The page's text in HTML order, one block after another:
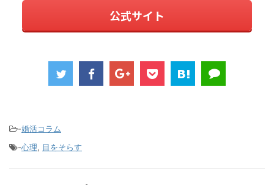
公式サイト
-婚活コラム
-心理, 目をそらす